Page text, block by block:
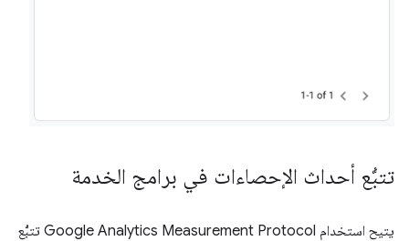
تتبُّع أحداث الإحصاءات في برامج الخدمة
يتيح استخدام Google Analytics Measurement Protocol تتبُّع